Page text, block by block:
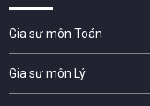
Gia sư môn Toán
Gia sư môn Lý